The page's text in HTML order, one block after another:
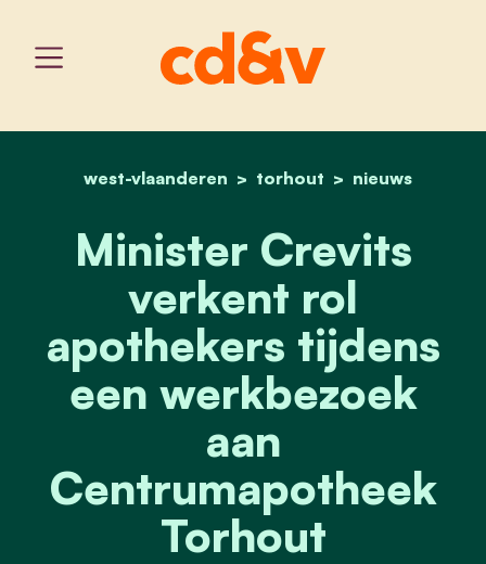
home
west-vlaanderen torhout nieuws
minister crevits verkent
Minister Crevits
verkent rol
apothekers tijdens
een werkbezoek
aan
Centrumapotheek
Torhout